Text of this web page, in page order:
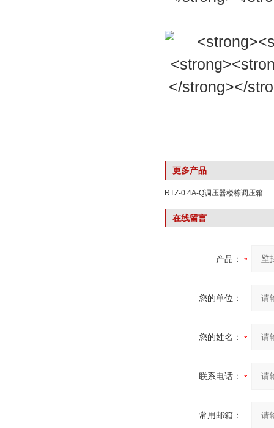
更多产品
RTZ-0.4A-Q调压器楼栋调压箱
在线留言
产品：
您的单位：
您的姓名：
联系电话：
常用邮箱：